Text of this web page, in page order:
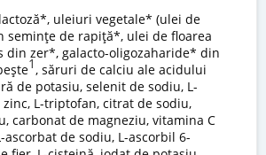
uleiuri vegetale* (ulei de
semințe de rapiță*, ulei de floarea
din zer*, galacto-oligozaharide* din
1, săruri de calciu ale acidului
de potasiu, selenit de sodiu, L-
L-triptofan, citrat de sodiu,
carbonat de magneziu, vitamina C
ascorbat de sodiu, L-ascorbil 6-